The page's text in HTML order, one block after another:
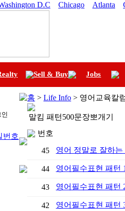
D.C Chicago Atlanta
Sell & Buy Jobs
번호
홈 > Life Info > 영어교육칼
말킴 패턴500문장뽀개기
번호
45 영어 정말로 잘하
44 영어필수표현 패턴
43 영어필수표현 패턴
42 영어필수표현 패턴